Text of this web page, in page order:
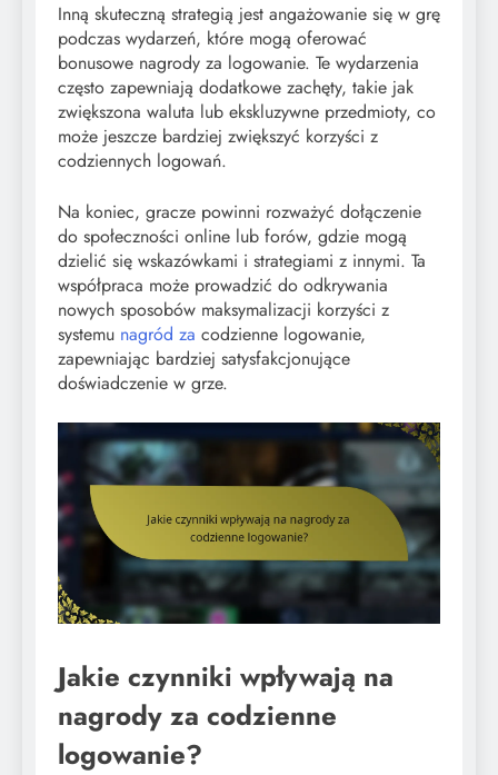
Inną skuteczną strategią jest angażowanie się w grę
podczas wydarzeń, które mogą oferować
bonusowe nagrody za logowanie. Te wydarzenia
często zapewniają dodatkowe zachęty, takie jak
zwiększona waluta lub ekskluzywne przedmioty, co
może jeszcze bardziej zwiększyć korzyści z
codziennych logowań.
Na koniec, gracze powinni rozważyć dołączenie
do społeczności online lub forów, gdzie mogą
dzielić się wskazówkami i strategiami z innymi. Ta
współpraca może prowadzić do odkrywania
nowych sposobów maksymalizacji korzyści z
systemu nagród za codzienne logowanie,
zapewniając bardziej satysfakcjonujące
doświadczenie w grze.
Jakie czynniki wpływają na
nagrody za codzienne
logowanie?